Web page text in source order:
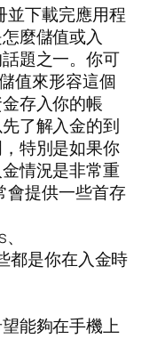
並下載完應用程
麼儲值或入
題之一。你可
值來形容這個
存入你的帳
了解入金的到
特別是如果你
情況是非常重
會提供一些首存
都是你在入金時
能夠在手機上